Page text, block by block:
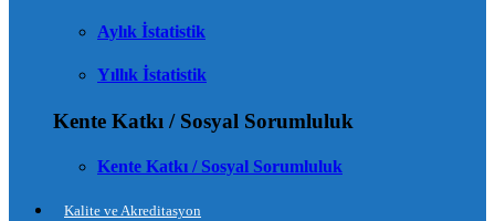
Aylık İstatistik
Yıllık İstatistik
Kente Katkı / Sosyal Sorumluluk
Kente Katkı / Sosyal Sorumluluk
Kalite ve Akreditasyon